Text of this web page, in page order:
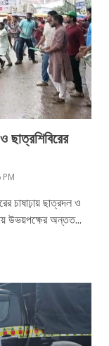
ছাত্রশিবিরের
চাষাঢ়ায় ছাত্রদল ও
উভয়পক্ষের অন্তত...